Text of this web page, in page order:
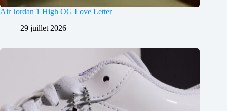
Air Jordan 1 High OG Love Letter
29 juillet 2026